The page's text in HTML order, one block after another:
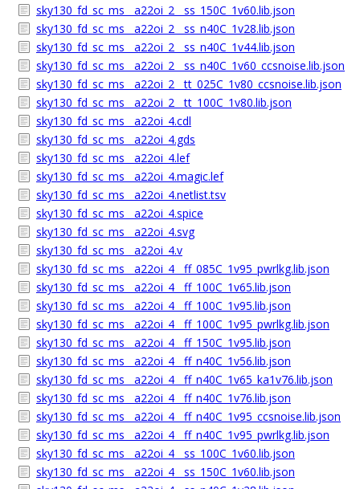
sky130_fd_sc_ms__a22oi_2__ss_150C_1v60.lib.json
sky130_fd_sc_ms__a22oi_2__ss_n40C_1v28.lib.json
sky130_fd_sc_ms__a22oi_2__ss_n40C_1v44.lib.json
sky130_fd_sc_ms__a22oi_2__ss_n40C_1v60_ccsnoise.lib.json
sky130_fd_sc_ms__a22oi_2__tt_025C_1v80_ccsnoise.lib.json
sky130_fd_sc_ms__a22oi_2__tt_100C_1v80.lib.json
sky130_fd_sc_ms__a22oi_4.cdl
sky130_fd_sc_ms__a22oi_4.gds
sky130_fd_sc_ms__a22oi_4.lef
sky130_fd_sc_ms__a22oi_4.magic.lef
sky130_fd_sc_ms__a22oi_4.netlist.tsv
sky130_fd_sc_ms__a22oi_4.spice
sky130_fd_sc_ms__a22oi_4.svg
sky130_fd_sc_ms__a22oi_4.v
sky130_fd_sc_ms__a22oi_4__ff_085C_1v95_pwrlkg.lib.json
sky130_fd_sc_ms__a22oi_4__ff_100C_1v65.lib.json
sky130_fd_sc_ms__a22oi_4__ff_100C_1v95.lib.json
sky130_fd_sc_ms__a22oi_4__ff_100C_1v95_pwrlkg.lib.json
sky130_fd_sc_ms__a22oi_4__ff_150C_1v95.lib.json
sky130_fd_sc_ms__a22oi_4__ff_n40C_1v56.lib.json
sky130_fd_sc_ms__a22oi_4__ff_n40C_1v65_ka1v76.lib.json
sky130_fd_sc_ms__a22oi_4__ff_n40C_1v76.lib.json
sky130_fd_sc_ms__a22oi_4__ff_n40C_1v95_ccsnoise.lib.json
sky130_fd_sc_ms__a22oi_4__ff_n40C_1v95_pwrlkg.lib.json
sky130_fd_sc_ms__a22oi_4__ss_100C_1v60.lib.json
sky130_fd_sc_ms__a22oi_4__ss_150C_1v60.lib.json